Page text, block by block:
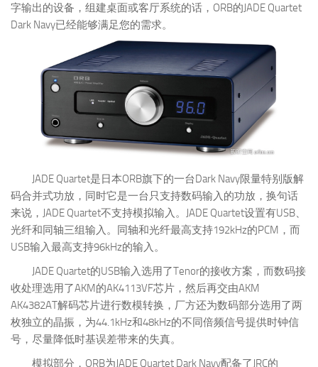
字输出的设备，组建桌面或客厅系统的话，ORB的JADE Quartet
Dark Navy已经能够满足您的需求。
JADE Quartet是日本ORB旗下的一台Dark Navy限量特别版解
码合并式功放，同时它是一台只支持数码输入的功放，换句话
来说，JADE Quartet不支持模拟输入。JADE Quartet设置有USB、
光纤和同轴三组输入。同轴和光纤最高支持192kHz的PCM，而
USB输入最高支持96kHz的输入。
JADE Quartet的USB输入选用了Tenor的接收方案，而数码接
收处理选用了AKM的AK4113VF芯片，然后再交由AKM
AK4382AT解码芯片进行数模转换，厂方还为数码部分选用了两
枚独立的晶振，为44.1kHz和48kHz的不同倍频信号提供时钟信
号，尽量降低时基误差带来的失真。
模拟部分，ORB为JADE Quartet Dark Navy配备了JRC的